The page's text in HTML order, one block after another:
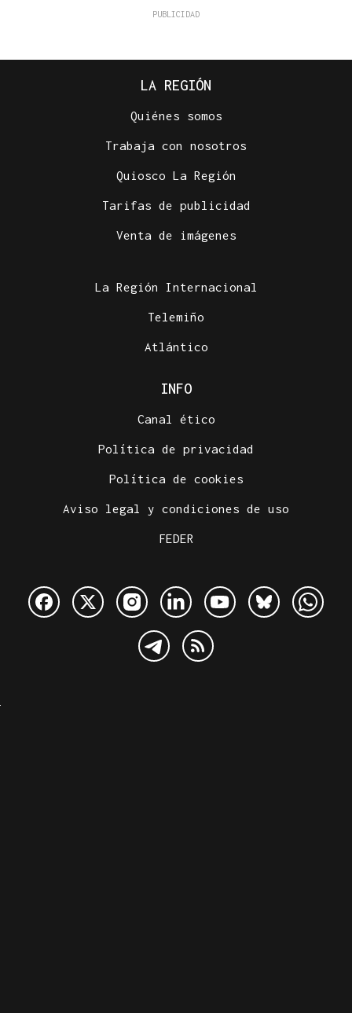
LA REGIÓN
Quiénes somos
Trabaja con nosotros
Quiosco La Región
Tarifas de publicidad
Venta de imágenes
La Región Internacional
Telemiño
Atlántico
INFO
Canal ético
Política de privacidad
Política de cookies
Aviso legal y condiciones de uso
FEDER